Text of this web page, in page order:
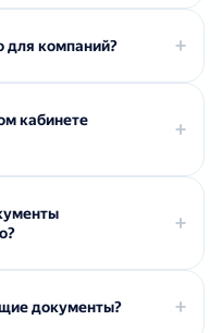
для компаний?
кабинете
документы?